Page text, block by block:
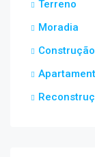
Terreno
Moradia
Construção